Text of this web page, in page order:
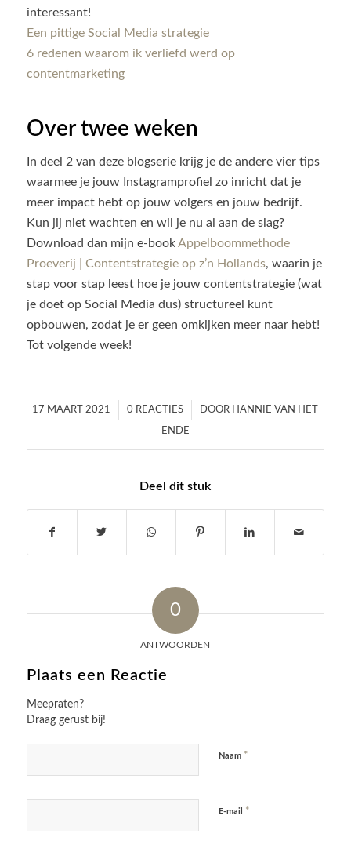
interessant!
Een pittige Social Media strategie
6 redenen waarom ik verliefd werd op
contentmarketing
Over twee weken
In deel 2 van deze blogserie krijg je de andere vier tips
waarmee je jouw Instagramprofiel zo inricht dat je
meer impact hebt op jouw volgers en jouw bedrijf.
Kun jij niet wachten en wil je nu al aan de slag?
Download dan mijn e-bookAppelboommethode
Proeverij | Contentstrategie op z’n Hollands, waarin je
stap voor stap leest hoe je jouw contentstrategie (wat
je doet op Social Media dus) structureel kunt
opbouwen, zodat je er geen omkijken meer naar hebt!
Tot volgende week!
17 MAART 2021
/ 0 REACTIES
/ DOOR HANNIE VAN HET
ENDE
Deel dit stuk
0
ANTWOORDEN
Plaats een Reactie
Meepraten?
Draag gerust bij!
Naam *
E-mail *